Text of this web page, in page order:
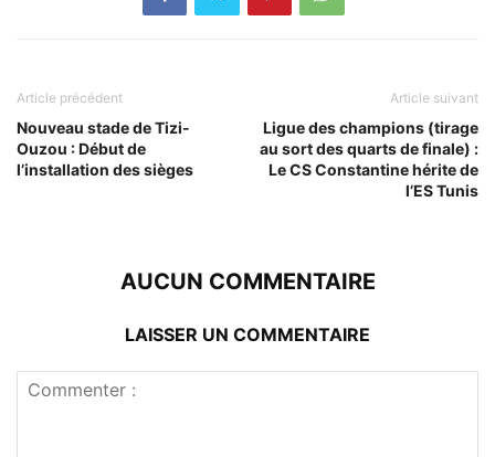
Article précédent
Nouveau stade de Tizi-
Ouzou : Début de
l’installation des sièges
Article suivant
Ligue des champions (tirage
au sort des quarts de finale) :
Le CS Constantine hérite de
l’ES Tunis
AUCUN COMMENTAIRE
LAISSER UN COMMENTAIRE